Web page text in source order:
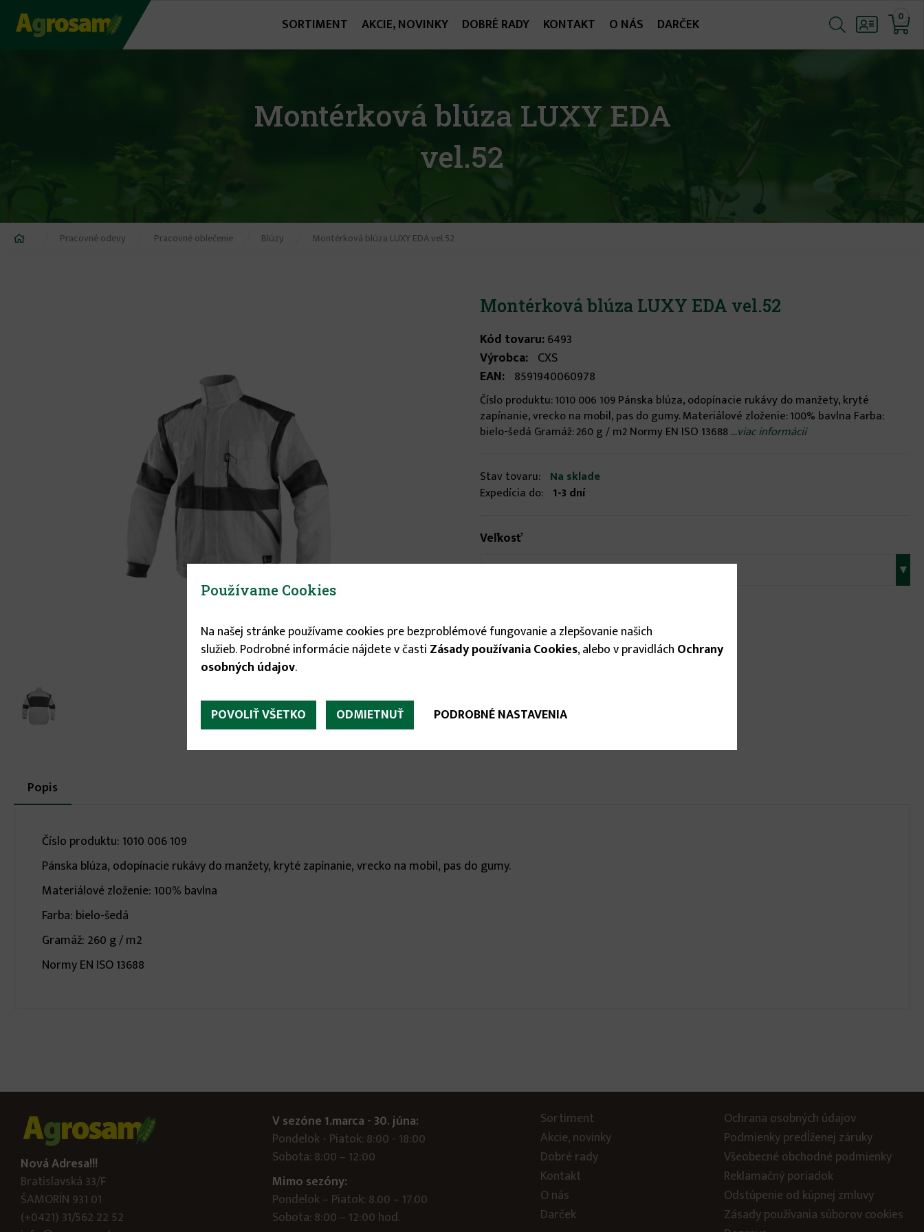
Jump
SORTIMENT AKCIE, NOVINKY DOBRÉ RADY KONTAKT O NÁS DARČEK 0
Montérková blúza LUXY EDA
vel.52
Nachádzate
Pracovné odevy Pracovné oblečenie Blúzy Montérková blúza LUXY EDA vel.52
Montérková blúza LUXY EDA vel.52
Kód tovaru:6493
Výrobca: CXS
EAN: 8591940060978
Číslo produktu: 1010 006 109 Pánska blúza, odopínacie rukávy do manžety, kryté
zapínanie, vrecko na mobil, pas do gumy. Materiálové zloženie: 100% bavlna Farba:
bielo-šedá Gramáž: 260 g / m2 Normy EN ISO 13688 ...viac informácií
Stav tovaru: Na sklade
Expedícia do: 1-3 dní
Veľkosť
52
▾
19.95 €

More
infos
Popis
karta)
Číslo produktu: 1010 006 109
Pánska blúza, odopínacie rukávy do manžety, kryté zapínanie, vrecko na mobil, pas do gumy.
Materiálové zloženie: 100% bavlna
Farba: bielo-šedá
Gramáž: 260 g / m2
Normy EN ISO 13688
Nová Adresa!!!
Bratislavská 33/F
ŠAMORÍN 931 01
(+0421) 31/562 22 52
V sezóne 1.marca - 30. júna:
Pondelok - Piatok: 8:00 - 18:00
Sobota: 8:00 – 12:00
Mimo sezóny:
Pondelok – Piatok: 8.00 – 17.00
Sobota: 8:00 – 12:00 hod.
Sortiment
Akcie, novinky
Dobré rady
Kontakt
O nás
Darček
Ochrana osobných údajov
Podmienky predĺženej záruky
Všeobecné obchodné podmienky
Reklamačný poriadok
Odstúpenie od kúpnej zmluvy
Zásady používania súborov cookies
Používame Cookies
Na našej stránke používame cookies pre bezproblémové fungovanie a zlepšovanie našich
služieb. Podrobné informácie nájdete v časti Zásady používania Cookies, alebo v pravidlách Ochrany
osobných údajov.
POVOLIŤ VŠETKO ODMIETNUŤ PODROBNÉ NASTAVENIA